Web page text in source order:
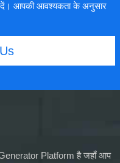
दें। आपकी आवश्यकता के अनुसार
Platform है जहाँ आप